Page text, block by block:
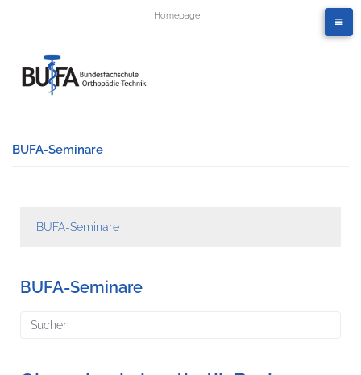
Homepage
BUFA-Seminare
BUFA-Seminare
BUFA-Seminare